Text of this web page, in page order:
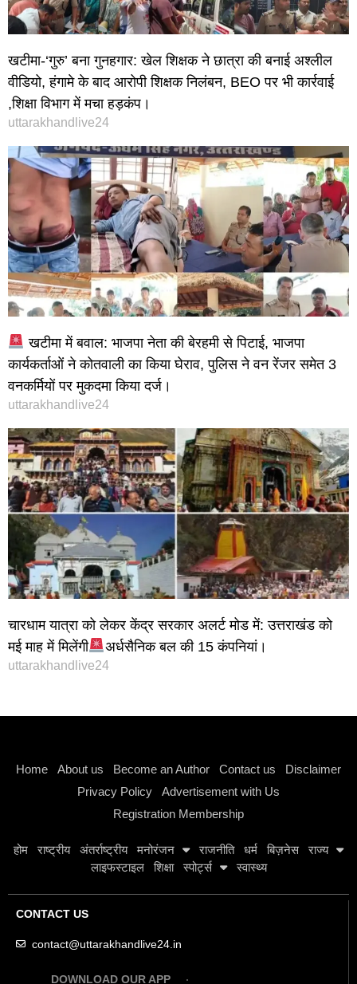
खटीमा-‘गुरु’ बना गुनहगार: खेल शिक्षक ने छात्रा की बनाई अश्लील
वीडियो, हंगामे के बाद आरोपी शिक्षक निलंबन, BEO पर भी कार्रवाई
,शिक्षा विभाग में मचा हड़कंप।
uttarakhandlive24
खटीमा में बवाल: भाजपा नेता की बेरहमी से पिटाई, भाजपा
कार्यकर्ताओं ने कोतवाली का किया घेराव, पुलिस ने वन रेंजर समेत 3
वनकर्मियों पर मुकदमा किया दर्ज।
uttarakhandlive24
चारधाम यात्रा को लेकर केंद्र सरकार अलर्ट मोड में: उत्तराखंड को
मई माह में मिलेंगी
अर्धसैनिक बल की 15 कंपनियां।
uttarakhandlive24
Home About us Become an Author Contact us
Disclaimer
Privacy Policy
Advertisement with Us
Registration Membership
होम राष्ट्रीय अंतर्राष्ट्रीय मनोरंजन राजनीति धर्म बिज़नेस
राज्य
लाइफस्टाइल
शिक्षा स्पोर्ट्स स्वास्थ्य
CONTACT US
contact@uttarakhandlive24.in
DOWNLOAD OUR APP